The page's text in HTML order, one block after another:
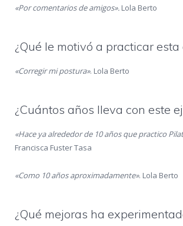
«Por comentarios de amigos». Lola Berto
¿Qué le motivó a practicar
«Corregir mi postura». Lola Berto
¿Cuántos años lleva con este
«Hace ya alrededor de 10 años que practico
Francisca Fuster Tasa
«Como 10 años aproximadamente». Lola Berto
¿Qué mejoras ha